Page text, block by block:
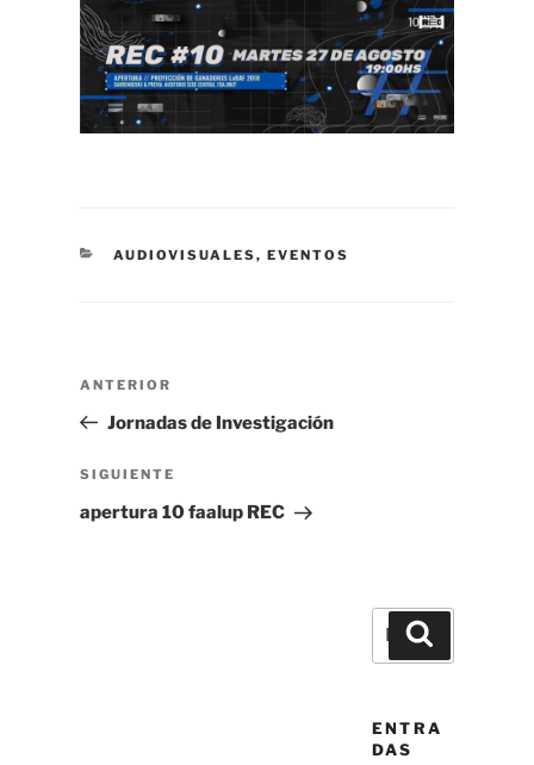
CATEGORÍAS
AUDIOVISUALES, EVENTOS
Navegación
entradas
Entrada
anterior
ANTERIOR
Jornadas de Investigación
Siguiente
entrada
SIGUIENTE
apertura 10 faalup REC
Buscar
ENTRA
DAS